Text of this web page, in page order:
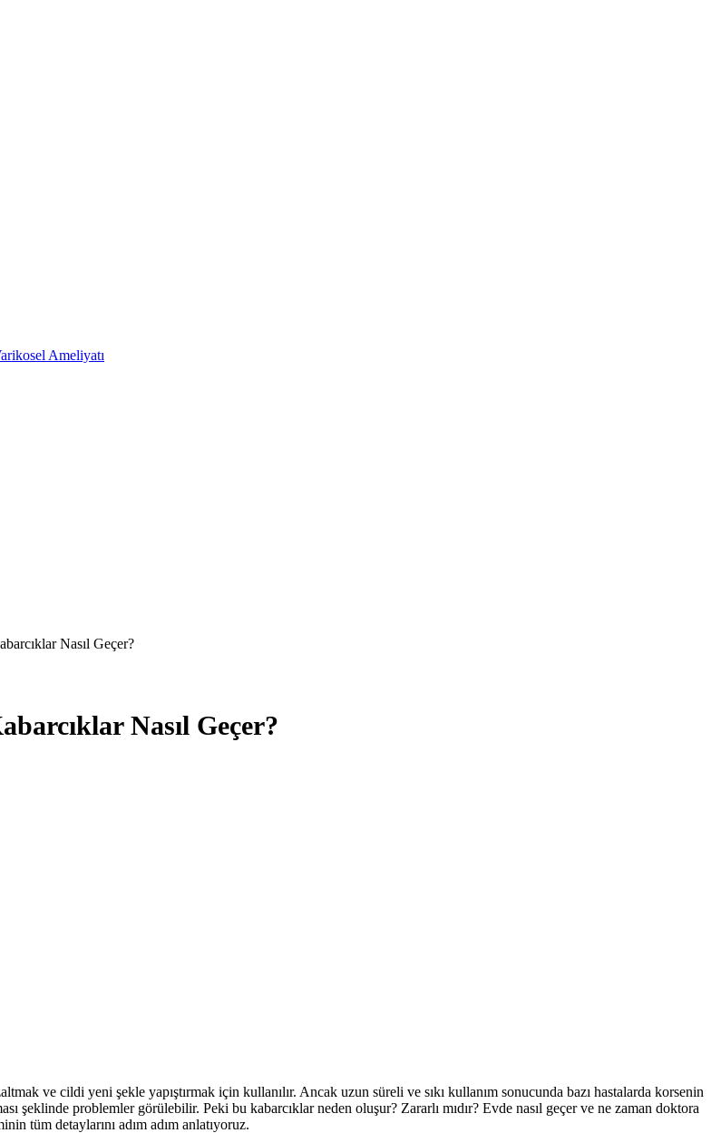
Ameliyatı
Nasıl Geçer?
Nasıl Geçer?
ve cildi yeni şekle yapıştırmak için kullanılır. Ancak uzun süreli ve sıkı kullanım sonucunda bazı hastalarda korsenin
şeklinde problemler görülebilir. Peki bu kabarcıklar neden oluşur? Zararlı mıdır? Evde nasıl geçer ve ne zaman doktora
tüm detaylarını adım adım anlatıyoruz.